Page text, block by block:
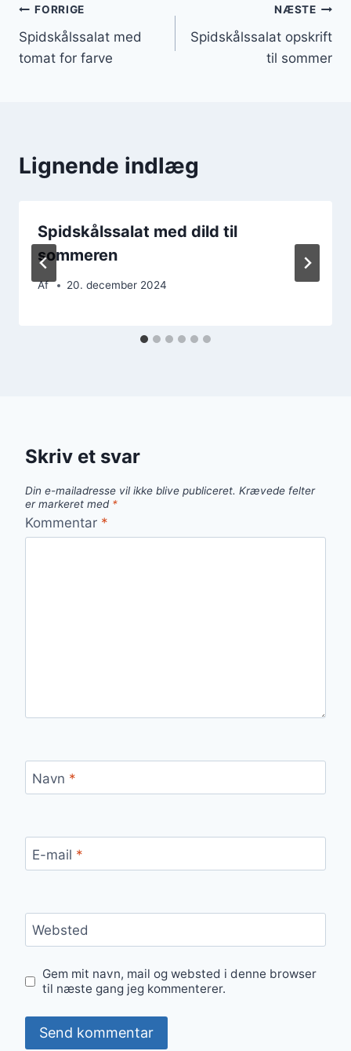
Indlægsnavigation
FORRIGE
Spidskålssalat med
tomat for farve
NÆSTE
Spidskålssalat opskrift
til sommer
Lignende indlæg
Spidskålssalat med dild til
sommeren
Af 20. december 2024
Skriv et svar
Din e-mailadresse vil ikke blive publiceret. Krævede felter
er markeret med *
Kommentar *
Navn *
E-mail *
Websted
Gem mit navn, mail og websted i denne browser
til næste gang jeg kommenterer.